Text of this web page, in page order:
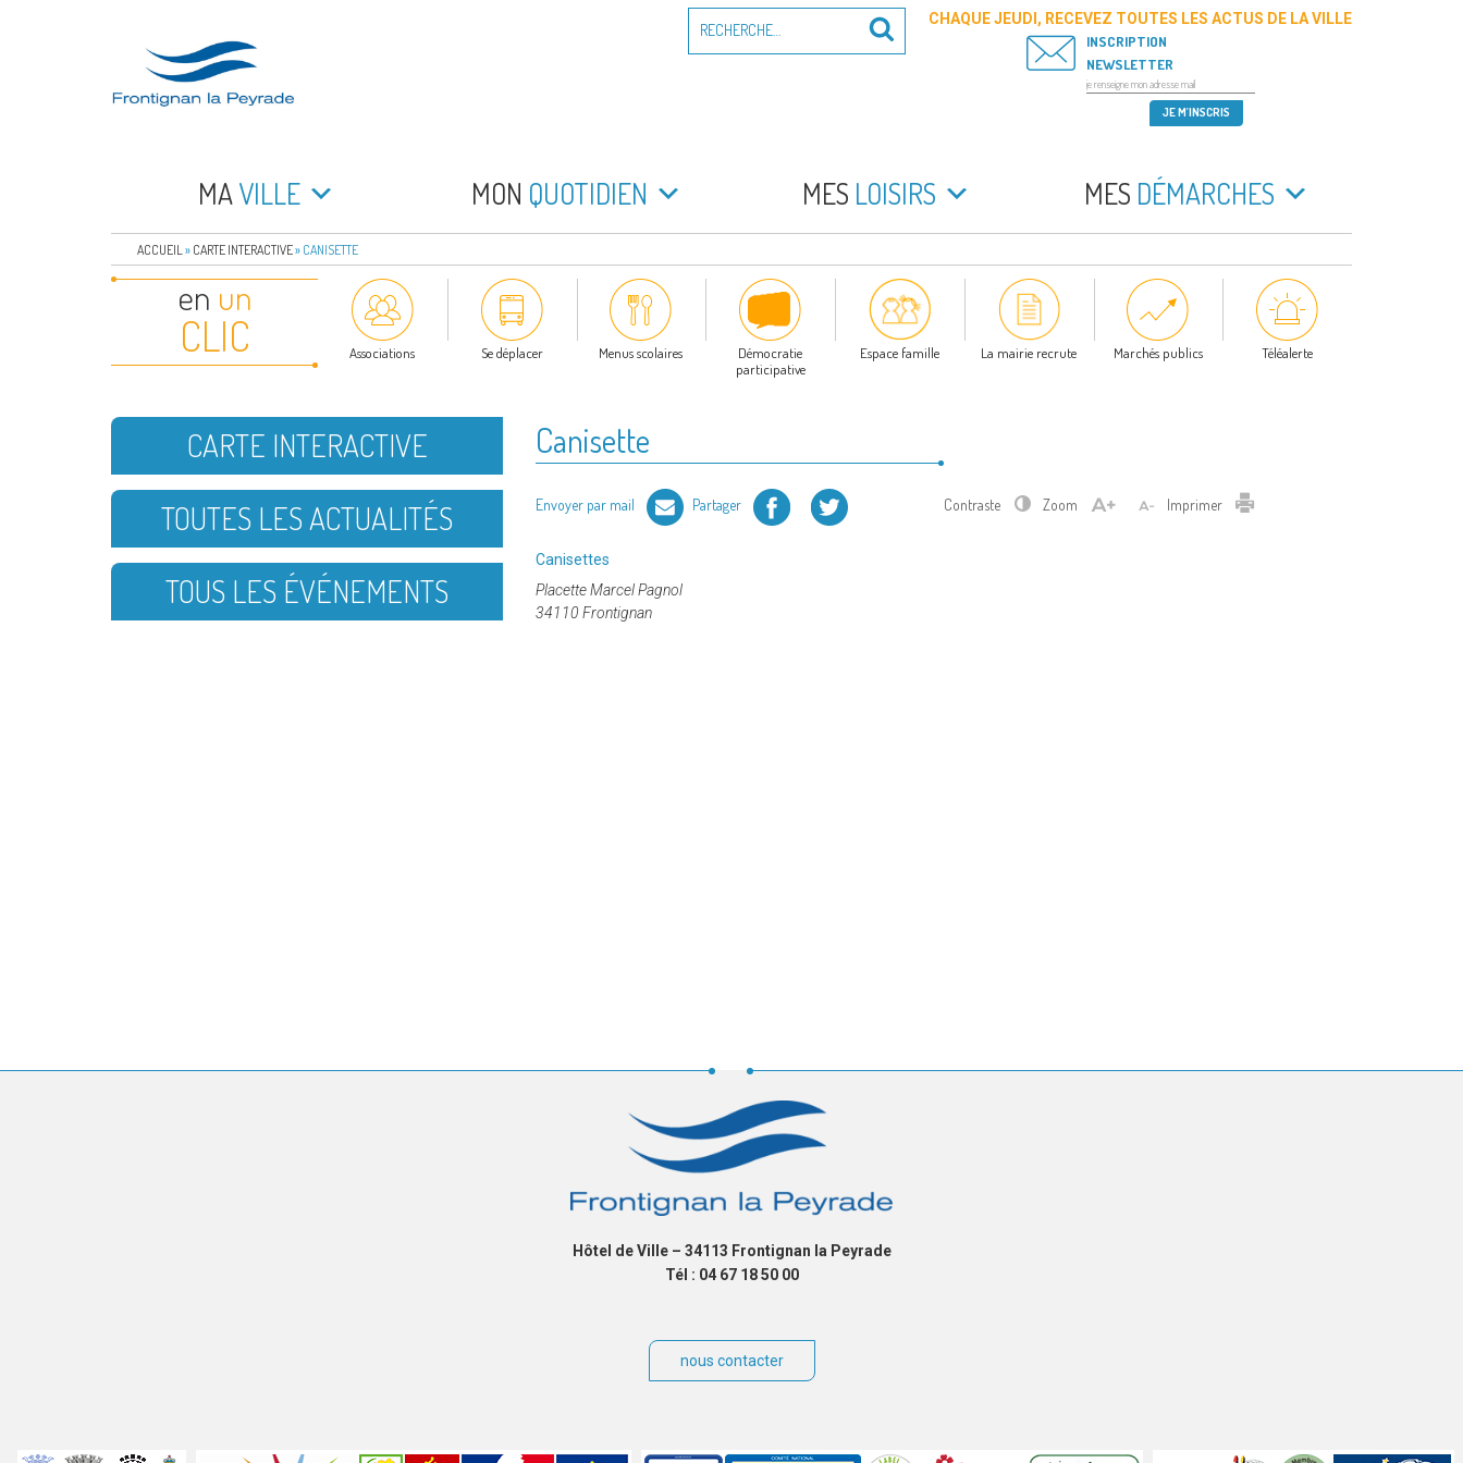
FRONTIGNAN LA PEYRADE
pour
Recherche
CHAQUE JEUDI, RECEVEZ TOUTES LES ACTUS DE LA VILLE
INSCRIPTION
NEWSLETTER
MAVILLE MON QUOTIDIEN MES LOISIRS MES DÉMARCHES
ACCUEIL » CARTE INTERACTIVE» CANISETTE
en un
CLIC Associations Se déplacer Menus scolaires
Démocratie
participative
Espace famille La mairie recrute Marchés publics Téléalerte
Canisette
Envoyer par mail Partager Facebook Twitter Contraste Zoom Imprimer Imprimer
Catégorie
Canisettes
Placette Marcel Pagnol
34110 Frontignan
CARTE INTERACTIVE
TOUTES LES ACTUALITÉS
TOUS LES ÉVÉNEMENTS
Hôtel de Ville – 34113 Frontignan la Peyrade
Tél : 04 67 18 50 00
nous contacter